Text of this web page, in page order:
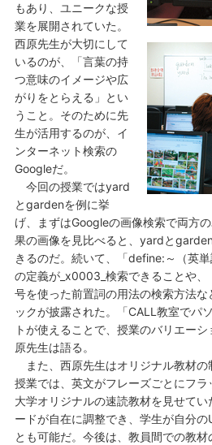
もあり、ユニークな授
業を展開されていた。
西原先生が大切にして
いるのが、「言葉の持
つ意味のイメージや広
がりをとらえる」とい
うこと。そのために先
生が活用するのが、イ
ンターネット検索の
Googleだ。
今回の授業ではyard
とgardenを例に挙
げ、まずはGoogleの画像検索で両方
果の画像を見比べると、yardと
きるのだ。続いて、「define:～（英
の定義が_x0003_検索できることや
号を使った前置詞の用法の検索方法
ックが披露された。「CALL教室でパ
トが使えることで、授業のバリエー
原先生は語る。
また、西原先生はオリジナル教材の
授業では、英文がフレーズごとにフ
大学オリジナルの速読教材を見せて
ードが自在に調整でき、学生が自分の
とも可能だ。今後は、教員間での教